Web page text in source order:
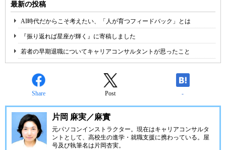
最新の投稿
AI時代だからこそ考えたい、「人が育つフィードバック」とは
『振り返れば星座が輝く』に寄稿しました
若者の早期退職についてキャリアコンサルタントが思ったこと
Share Post -
片岡 麻実／麻實
元パソコンインストラクター。現在はキャリアコンサルタ
ントとして、高校生の進学・就職支援に携わっている。屋
号及び執筆名は片岡杏実。